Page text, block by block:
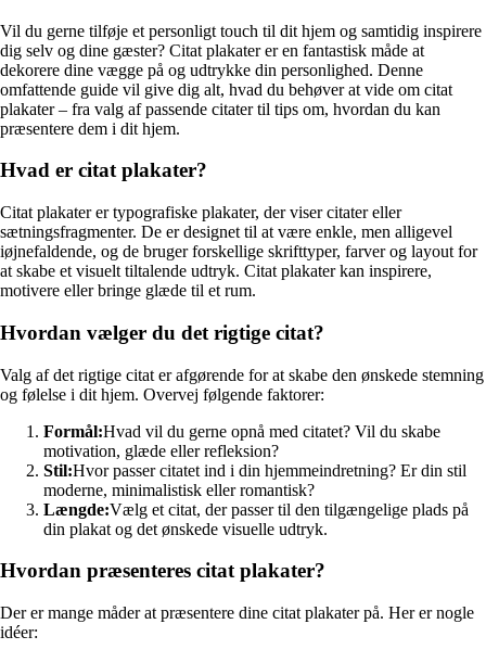
Vil du gerne tilføje et personligt touch til dit hjem og samtidig inspirere
dig selv og dine gæster? Citat plakater er en fantastisk måde at
dekorere dine vægge på og udtrykke din personlighed. Denne
omfattende guide vil give dig alt, hvad du behøver at vide om citat
plakater – fra valg af passende citater til tips om, hvordan du kan
præsentere dem i dit hjem.
Hvad er citat plakater?
Citat plakater er typografiske plakater, der viser citater eller
sætningsfragmenter. De er designet til at være enkle, men alligevel
iøjnefaldende, og de bruger forskellige skrifttyper, farver og layout for
at skabe et visuelt tiltalende udtryk. Citat plakater kan inspirere,
motivere eller bringe glæde til et rum.
Hvordan vælger du det rigtige citat?
Valg af det rigtige citat er afgørende for at skabe den ønskede stemning
og følelse i dit hjem. Overvej følgende faktorer:
Formål:Hvad vil du gerne opnå med citatet? Vil du skabe
motivation, glæde eller refleksion?
Stil:Hvor passer citatet ind i din hjemmeindretning? Er din stil
moderne, minimalistisk eller romantisk?
Længde:Vælg et citat, der passer til den tilgængelige plads på
din plakat og det ønskede visuelle udtryk.
Hvordan præsenteres citat plakater?
Der er mange måder at præsentere dine citat plakater på. Her er nogle
idéer: